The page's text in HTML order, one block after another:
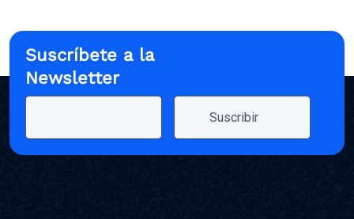
Suscríbete a la
Newsletter